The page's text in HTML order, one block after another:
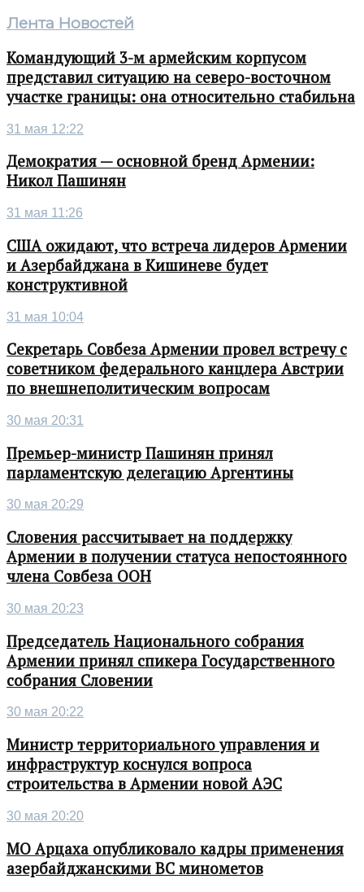
Лента Новостей
Командующий 3-м армейским корпусом
представил ситуацию на северо-восточном
участке границы: она относительно стабильна
31 мая 12:22
Демократия — основной бренд Армении:
Никол Пашинян
31 мая 11:26
США ожидают, что встреча лидеров Армении
и Азербайджана в Кишиневе будет
конструктивной
31 мая 10:04
Секретарь Совбеза Армении провел встречу с
советником федерального канцлера Австрии
по внешнеполитическим вопросам
30 мая 20:31
Премьер-министр Пашинян принял
парламентскую делегацию Аргентины
30 мая 20:29
Словения рассчитывает на поддержку
Армении в получении статуса непостоянного
члена Совбеза ООН
30 мая 20:23
Председатель Национального собрания
Армении принял спикера Государственного
собрания Словении
30 мая 20:22
Министр территориального управления и
инфраструктур коснулся вопроса
строительства в Армении новой АЭС
30 мая 20:20
МО Арцаха опубликовало кадры применения
азербайджанскими ВС минометов